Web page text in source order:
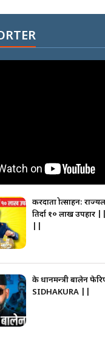
करदाता प्रोत्साहन:
तिर्दा १० लाख
के प्रधानमन्त्री बालेन
SIDHAKURA ||